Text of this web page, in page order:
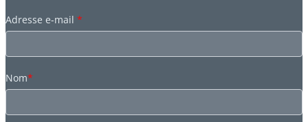
Adresse e-mail *
Nom*